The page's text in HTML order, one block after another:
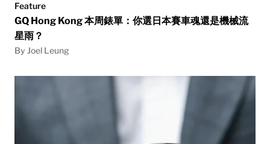
Feature
GQ Hong Kong 本周錶單：你選日本賽車魂還是機械流
星雨？
By Joel Leung